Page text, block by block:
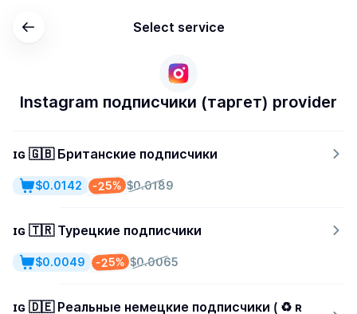
Select service
Instagram подписчики (таргет) provider
ɪɢ 🇬🇧 Британские подписчики
$0.0189
-25%
$0.0142
ɪɢ 🇹🇷 Турецкие подписчики
$0.0065
-25%
$0.0049
ɪɢ 🇩🇪 Реальные немецкие подписчики ⟮ ♻ ʀ